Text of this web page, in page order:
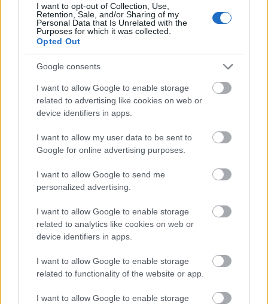
I want to opt-out of Collection, Use,
Retention, Sale, and/or Sharing of my
Personal Data that Is Unrelated with the
Purposes for which it was collected.
Opted Out
Google consents
I want to allow Google to enable storage
related to advertising like cookies on web or
device identifiers in apps.
I want to allow my user data to be sent to
Google for online advertising purposes.
I want to allow Google to send me
personalized advertising.
I want to allow Google to enable storage
related to analytics like cookies on web or
device identifiers in apps.
I want to allow Google to enable storage
related to functionality of the website or app.
I want to allow Google to enable storage
Η εορτή της Μεταμόρφωσης στον Ψαθόπυργο ΦΩΤΟ
Δεν ανοίγει η μπάρα στα διόδια με το e-pass ενώ έχει